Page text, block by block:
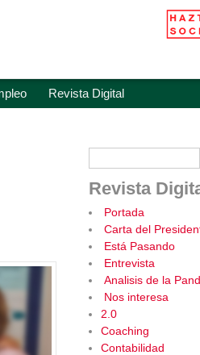
Revista Digital
Formulario
Revista
Portada
Carta del
Está Pasando
Entrevista
Analisis de la
Nos interesa
2.0
Coaching
Contabilidad